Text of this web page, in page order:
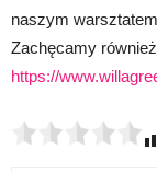
naszym
Zachęcamy
https://